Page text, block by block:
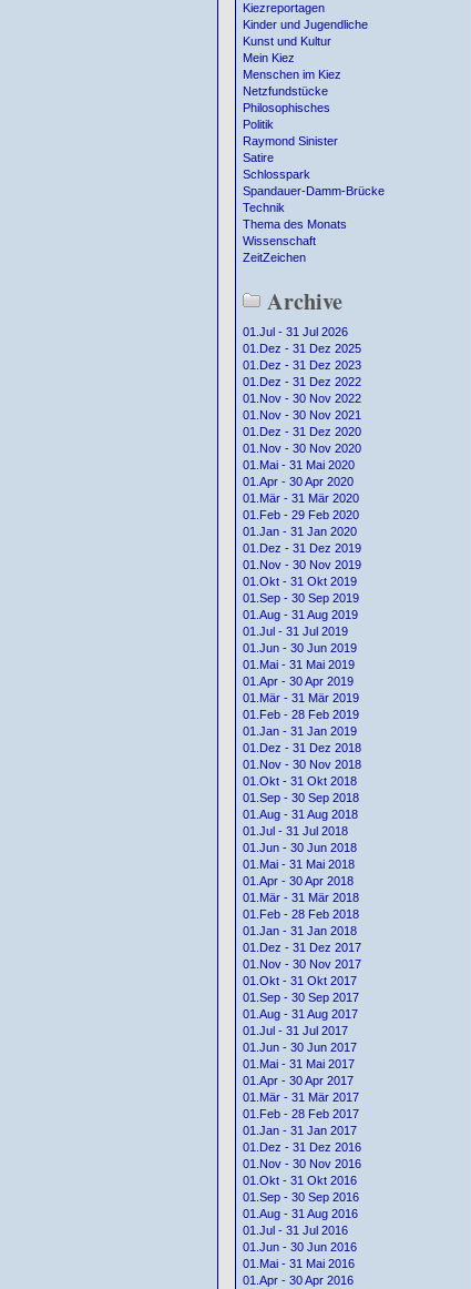
Kiezreportagen
Kinder und Jugendliche
Kunst und Kultur
Mein Kiez
Menschen im Kiez
Netzfundstücke
Philosophisches
Politik
Raymond Sinister
Satire
Schlosspark
Spandauer-Damm-Brücke
Technik
Thema des Monats
Wissenschaft
ZeitZeichen
Archive
01.Jul - 31 Jul 2026
01.Dez - 31 Dez 2025
01.Dez - 31 Dez 2023
01.Dez - 31 Dez 2022
01.Nov - 30 Nov 2022
01.Nov - 30 Nov 2021
01.Dez - 31 Dez 2020
01.Nov - 30 Nov 2020
01.Mai - 31 Mai 2020
01.Apr - 30 Apr 2020
01.Mär - 31 Mär 2020
01.Feb - 29 Feb 2020
01.Jan - 31 Jan 2020
01.Dez - 31 Dez 2019
01.Nov - 30 Nov 2019
01.Okt - 31 Okt 2019
01.Sep - 30 Sep 2019
01.Aug - 31 Aug 2019
01.Jul - 31 Jul 2019
01.Jun - 30 Jun 2019
01.Mai - 31 Mai 2019
01.Apr - 30 Apr 2019
01.Mär - 31 Mär 2019
01.Feb - 28 Feb 2019
01.Jan - 31 Jan 2019
01.Dez - 31 Dez 2018
01.Nov - 30 Nov 2018
01.Okt - 31 Okt 2018
01.Sep - 30 Sep 2018
01.Aug - 31 Aug 2018
01.Jul - 31 Jul 2018
01.Jun - 30 Jun 2018
01.Mai - 31 Mai 2018
01.Apr - 30 Apr 2018
01.Mär - 31 Mär 2018
01.Feb - 28 Feb 2018
01.Jan - 31 Jan 2018
01.Dez - 31 Dez 2017
01.Nov - 30 Nov 2017
01.Okt - 31 Okt 2017
01.Sep - 30 Sep 2017
01.Aug - 31 Aug 2017
01.Jul - 31 Jul 2017
01.Jun - 30 Jun 2017
01.Mai - 31 Mai 2017
01.Apr - 30 Apr 2017
01.Mär - 31 Mär 2017
01.Feb - 28 Feb 2017
01.Jan - 31 Jan 2017
01.Dez - 31 Dez 2016
01.Nov - 30 Nov 2016
01.Okt - 31 Okt 2016
01.Sep - 30 Sep 2016
01.Aug - 31 Aug 2016
01.Jul - 31 Jul 2016
01.Jun - 30 Jun 2016
01.Mai - 31 Mai 2016
01.Apr - 30 Apr 2016